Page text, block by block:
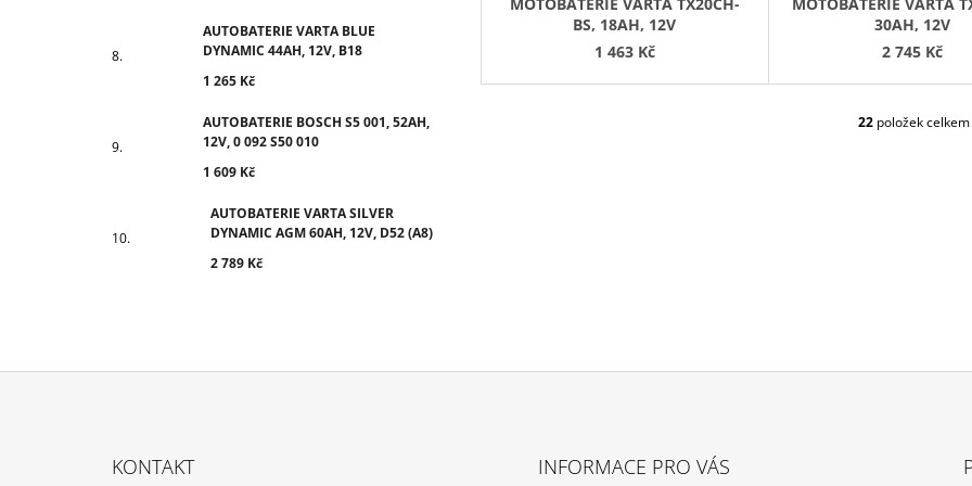
AUTOBATERIE VARTA BLUE
DYNAMIC 44AH, 12V, B18
1 265 Kč
AUTOBATERIE BOSCH S5 001, 52AH,
12V, 0 092 S50 010
1 609 Kč
AUTOBATERIE VARTA SILVER
DYNAMIC AGM 60AH, 12V, D52 (A8)
2 789 Kč
BS, 18AH, 12V
1 463 Kč
30AH, 12V
2 745 Kč
O
Y
22položek celkem
KONTAKT INFORMACE PRO VÁS